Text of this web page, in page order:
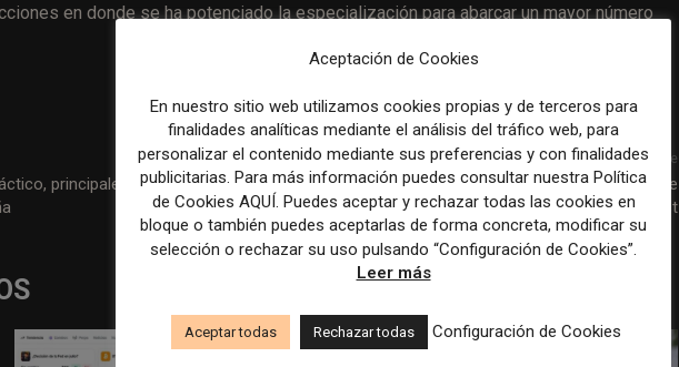
en donde se ha potenciado la especialización para abarcar un mayor número
principales
Artículo siguiente
The government needs to prove why a TikTok ban is best – The
Washington Post
Aceptación de Cookies
En nuestro sitio web utilizamos cookies propias y de terceros para
finalidades analíticas mediante el análisis del tráfico web, para
personalizar el contenido mediante sus preferencias y con finalidades
publicitarias. Para más información puedes consultar nuestra Política
de Cookies AQUÍ. Puedes aceptar y rechazar todas las cookies en
bloque o también puedes aceptarlas de forma concreta, modificar su
selección o rechazar su uso pulsando “Configuración de Cookies”.
Leer más
Aceptar todas Rechazar todas Configuración de Cookies